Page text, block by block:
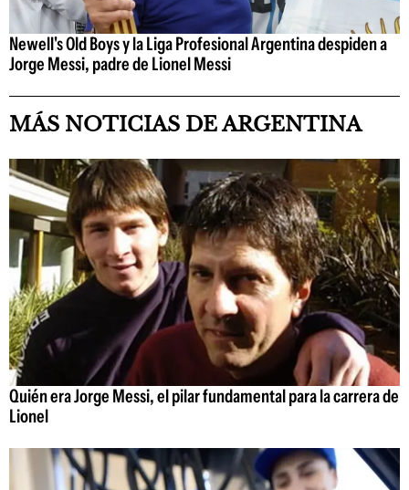
Newell's Old Boys y la Liga Profesional Argentina despiden a
Jorge Messi, padre de Lionel Messi
MÁS NOTICIAS DE ARGENTINA
Quién era Jorge Messi, el pilar fundamental para la carrera de
Lionel